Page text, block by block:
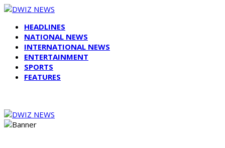
HEADLINES
NATIONAL NEWS
INTERNATIONAL NEWS
ENTERTAINMENT
SPORTS
FEATURES